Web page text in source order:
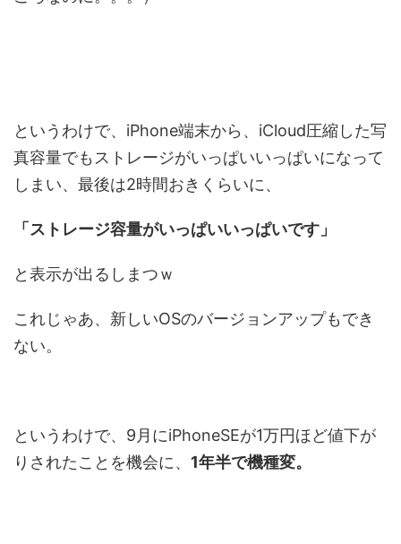
というわけで、iPhone端末から、iCloud圧縮した写
真容量でもストレージがいっぱいいっぱいになって
しまい、最後は2時間おきくらいに、
「ストレージ容量がいっぱいいっぱいです」
と表示が出るしまつｗ
これじゃあ、新しいOSのバージョンアップもでき
ない。
というわけで、9月にiPhoneSEが1万円ほど値下が
りされたことを機会に、 1年半で機種変。